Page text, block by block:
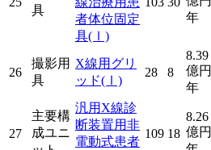
具
者体位固定
具(Ⅰ)
年
26
撮影用
具
X線用グリ
ッド(Ⅰ)
28 8
8.39
億
年
27
主要構
成ユニ
汎用X線診
断装置用非
電動式患者
109 18
8.26
億